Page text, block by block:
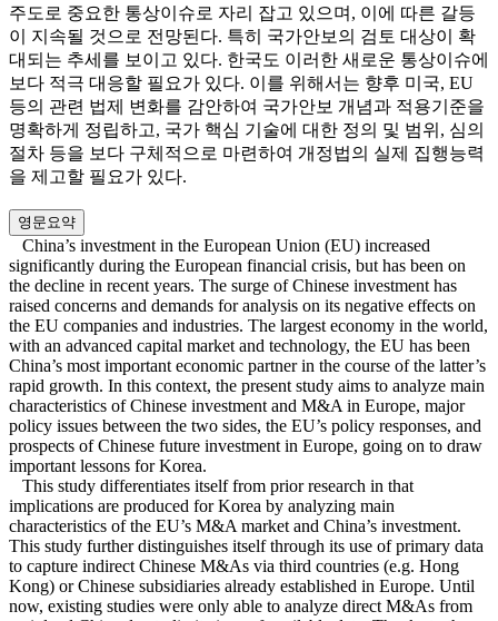
주도로 중요한 통상이슈로 자리 잡고 있으며, 이에 따른 갈등
이 지속될 것으로 전망된다. 특히 국가안보의 검토 대상이 확
대되는 추세를 보이고 있다. 한국도 이러한 새로운 통상이슈에
보다 적극 대응할 필요가 있다. 이를 위해서는 향후 미국, EU
등의 관련 법제 변화를 감안하여 국가안보 개념과 적용기준을
명확하게 정립하고, 국가 핵심 기술에 대한 정의 및 범위, 심의
절차 등을 보다 구체적으로 마련하여 개정법의 실제 집행능력
을 제고할 필요가 있다.
영문요약
China’s investment in the European Union (EU) increased
significantly during the European financial crisis, but has been on
the decline in recent years. The surge of Chinese investment has
raised concerns and demands for analysis on its negative effects on
the EU companies and industries. The largest economy in the world,
with an advanced capital market and technology, the EU has been
China’s most important economic partner in the course of the latter’s
rapid growth. In this context, the present study aims to analyze main
characteristics of Chinese investment and M&A in Europe, major
policy issues between the two sides, the EU’s policy responses, and
prospects of Chinese future investment in Europe, going on to draw
important lessons for Korea.
This study differentiates itself from prior research in that
implications are produced for Korea by analyzing main
characteristics of the EU’s M&A market and China’s investment.
This study further distinguishes itself through its use of primary data
to capture indirect Chinese M&As via third countries (e.g. Hong
Kong) or Chinese subsidiaries already established in Europe. Until
now, existing studies were only able to analyze direct M&As from